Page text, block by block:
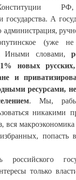
государства. А
администрация,
(уже не
Иными словами,
новых
и
ресурсами,
. Мы, рабы
никакими
вся
попасть
российского
только